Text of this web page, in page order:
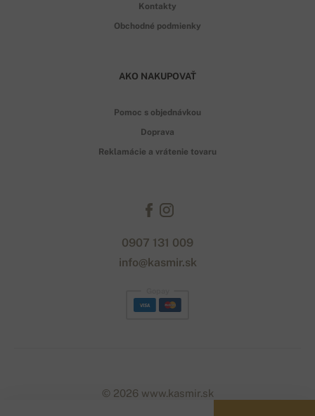
Kontakty
Obchodné podmienky
AKO NAKUPOVAŤ
Pomoc s objednávkou
Doprava
Reklamácie a vrátenie tovaru
0907 131 009
info@kasmir.sk
© 2026 www.kasmir.sk